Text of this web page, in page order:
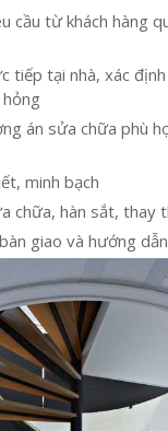
cầu từ khách hàng
tiếp tại nhà, xác
án sửa chữa phù
minh bạch
chữa, hàn sắt, thay
giao và hướng